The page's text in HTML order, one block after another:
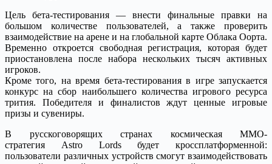
Цель бета-тестирования — внести финальные правки на
большом количестве пользователей, а также проверить
взаимодействие на арене и на глобальной карте Облака Оорта.
Временно откроется свободная регистрация, которая будет
приостановлена после набора нескольких тысяч активных
игроков.
Кроме того, на время бета-тестирования в игре запускается
конкурс на сбор наибольшего количества игрового ресурса
трития. Победителя и финалистов ждут ценные игровые
призы и сувениры.
В русскоговорящих странах космическая MMO-
стратегия Astro Lordsбудет кроссплатформенной:
пользователи различных устройств смогут взаимодействовать